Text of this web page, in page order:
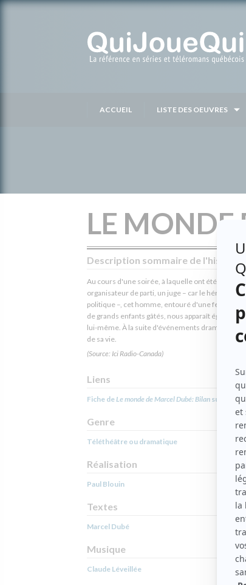
ACCUEIL LISTE DES OEUVRES
LE MONDE
Description sommaire de l'histoire
Au cours d'une soirée, à laquelle ont été invités un
organisateur de parti, un juge – car le héros
politique –, cet homme, entouré d'une femme
de grands enfants gâtés, nous apparaît égoïste et
lui-même. À la suite d'événements dramatiques,
de sa vie.
(Source: Ici Radio-Canada)
Liens
Fiche deLe monde de Marcel Dubé: Bilan sur
Genre
Téléthéâtre ou dramatique
Réalisation
Paul Blouin
Textes
Marcel Dubé
Musique
Claude Léveillée